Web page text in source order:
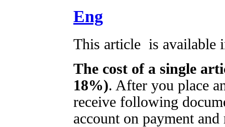
Eng
This article is available
The cost of a single
18%). After you place
receive following
account on payment